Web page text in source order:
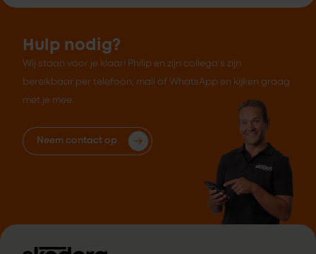
Hulp nodig?
Wij staan voor je klaar! Philip en zijn collega's zijn
bereikbaar per telefoon, mail of WhatsApp en kijken graag
met je mee.
Neem contact op